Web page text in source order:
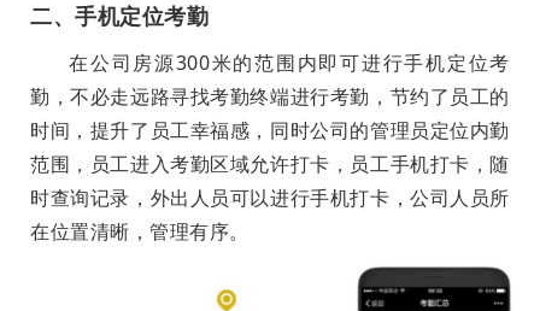
二、手机定位考勤
在公司房源300米的范围内即可进行手机定位考
勤，不必走远路寻找考勤终端进行考勤，节约了员工的
时间，提升了员工幸福感，同时公司的管理员定位内勤
范围，员工进入考勤区域允许打卡，员工手机打卡，随
时查询记录，外出人员可以进行手机打卡，公司人员所
在位置清晰，管理有序。